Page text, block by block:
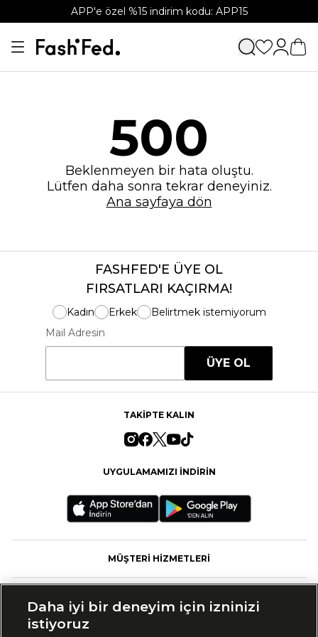
APP'e özel %15 indirim kodu: APP15
500
Beklenmeyen bir hata oluştu.
Lütfen daha sonra tekrar deneyiniz.
Ana sayfaya dön
FASHFED'E ÜYE OL
FIRSATLARI KAÇIRMA!
Kadın Erkek
Belirtmek istemiyorum
Mail Adresin
ÜYE OL
TAKİPTE KALIN
UYGULAMAMIZI İNDİRİN
MÜŞTERİ HİZMETLERİ
Daha iyi bir deneyim için izninizi
istiyoruz